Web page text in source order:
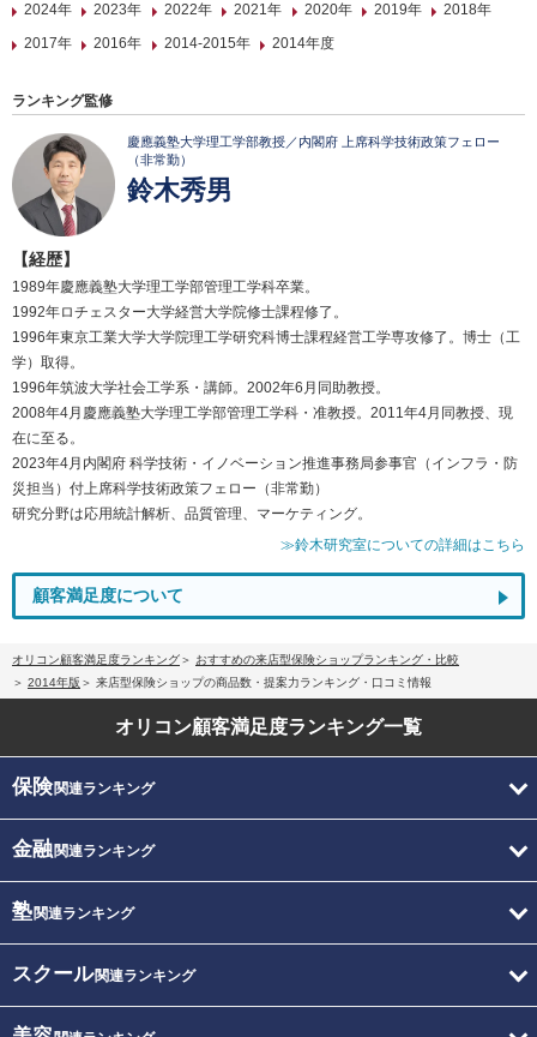
2024年
2023年 2022年 2021年 2020年 2019年
2018年
2017年
2016年 2014-2015年 2014年度
ランキング監修
慶應義塾大学理工学部教授／内閣府 上席科学技術政策フェロー
（非常勤）
鈴木秀男
【経歴】
1989年慶應義塾大学理工学部管理工学科卒業。
1992年ロチェスター大学経営大学院修士課程修了。
1996年東京工業大学大学院理工学研究科博士課程経営工学専攻修了。博士（工
学）取得。
1996年筑波大学社会工学系・講師。2002年6月同助教授。
2008年4月慶應義塾大学理工学部管理工学科・准教授。2011年4月同教授、現
在に至る。
2023年4月内閣府 科学技術・イノベーション推進事務局参事官（インフラ・防
災担当）付上席科学技術政策フェロー（非常勤）
研究分野は応用統計解析、品質管理、マーケティング。
≫鈴木研究室についての詳細はこちら
顧客満足度について
オリコン顧客満足度ランキング
おすすめの来店型保険ショップランキング・比較
2014年版
来店型保険ショップの商品数・提案力ランキング・口コミ情報
オリコン顧客満足度ランキング一覧
保険関連ランキング
金融関連ランキング
塾関連ランキング
スクール関連ランキング